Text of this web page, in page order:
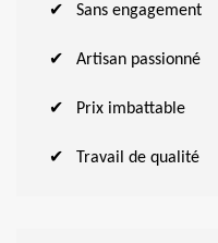
Sans engagement
Artisan passionné
Prix imbattable
Travail de qualité